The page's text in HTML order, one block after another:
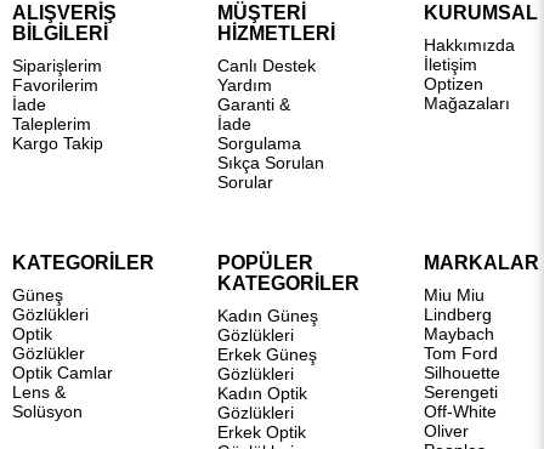
ALIŞVERİŞ
BİLGİLERİ
Siparişlerim
Favorilerim
İade
Taleplerim
Kargo Takip
MÜŞTERİ
HİZMETLERİ
Canlı Destek
Yardım
Garanti &
İade
Sorgulama
Sıkça Sorulan
Sorular
KURUMSAL
Hakkımızda
İletişim
Optizen
Mağazaları
KATEGORİLER
Güneş
Gözlükleri
Optik
Gözlükler
Optik Camlar
Lens &
Solüsyon
POPÜLER
KATEGORİLER
Kadın Güneş
Gözlükleri
Erkek Güneş
Gözlükleri
Kadın Optik
Gözlükleri
Erkek Optik
MARKALAR
Miu Miu
Lindberg
Maybach
Tom Ford
Silhouette
Serengeti
Off-White
Oliver